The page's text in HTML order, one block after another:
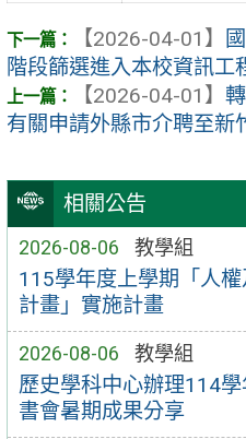
相關公告
2026-08-06 教學組
115學年度上學期「人
計畫」實施計畫
2026-08-06 教學組
歷史學科中心辦理114
書會暑期成果分享
【2026-04-01】
階段篩選進入本校資訊工
【2026-04-01】
有關申請外縣市介聘至新